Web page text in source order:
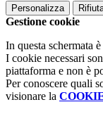
Personalizza
Gestione cookie
In questa schermata
I cookie necessari
piattaforma e non è
Per conoscere quali
visionare la